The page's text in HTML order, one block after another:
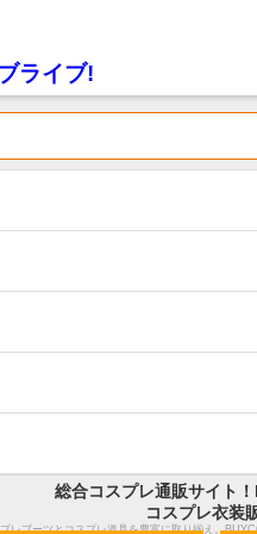
ライブ!
総合コスプレ通販サイト
コスプレ衣装
ブーツとコスプレ道具を豊富に取り揃え。